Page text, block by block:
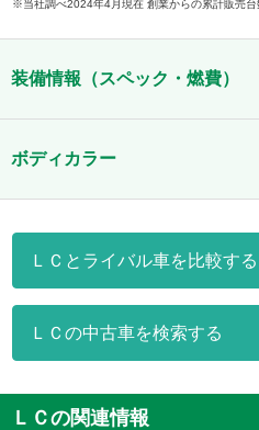
当社調べ2024年4月現在 創業からの累計販売台
装備情報（スペック・燃費）
ボディカラー
ＬＣとライバル車を比較する
ＬＣの中古車を検索する
ＬＣの関連情報